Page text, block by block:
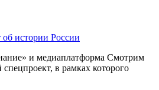
истории России
и медиаплатформа Смотрим
в рамках которого